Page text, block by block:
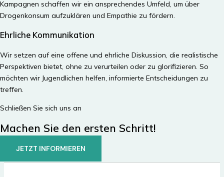
Kampagnen schaffen wir ein ansprechendes Umfeld, um über
Drogenkonsum aufzuklären und Empathie zu fördern.
Ehrliche Kommunikation
Wir setzen auf eine offene und ehrliche Diskussion, die realistische
Perspektiven bietet, ohne zu verurteilen oder zu glorifizieren. So
möchten wir Jugendlichen helfen, informierte Entscheidungen zu
treffen.
Schließen Sie sich uns an
Machen Sie den ersten Schritt!
JETZT INFORMIEREN